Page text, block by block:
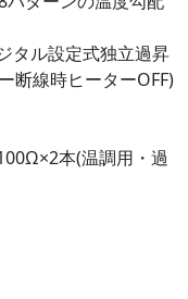
タル設定式独立過昇
断線時ヒーターOFF)
本(温調用・過